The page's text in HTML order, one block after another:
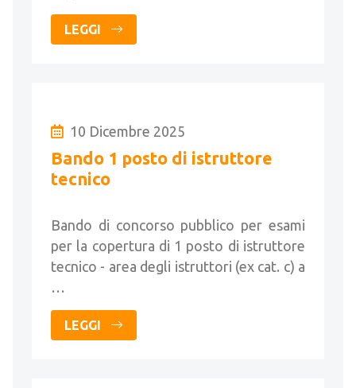
LEGGI
10 Dicembre 2025
Bando 1 posto di istruttore
tecnico
Bando di concorso pubblico per esami
per la copertura di 1 posto di istruttore
tecnico - area degli istruttori (ex cat. c) a
…
LEGGI